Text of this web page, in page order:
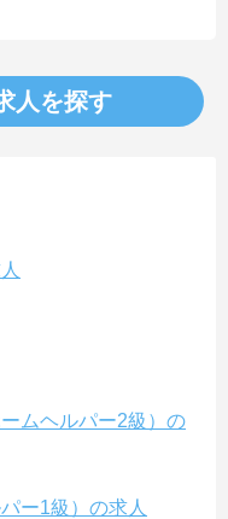
人を探す
ムヘルパー2級）の
ー1級）の求人